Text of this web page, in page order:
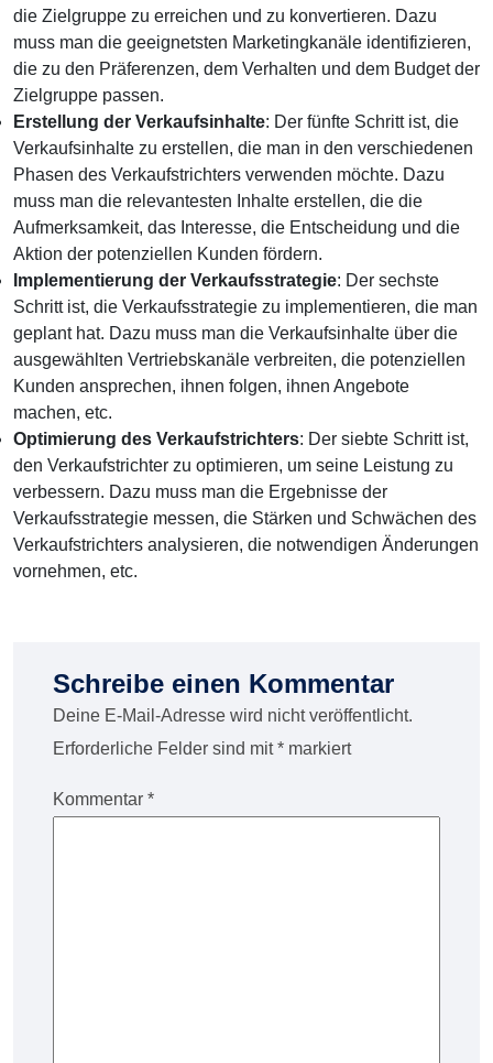
die Zielgruppe zu erreichen und zu konvertieren. Dazu
muss man die geeignetsten Marketingkanäle identifizieren,
die zu den Präferenzen, dem Verhalten und dem Budget der
Zielgruppe passen.
Erstellung der Verkaufsinhalte: Der fünfte Schritt ist, die
Verkaufsinhalte zu erstellen, die man in den verschiedenen
Phasen des Verkaufstrichters verwenden möchte. Dazu
muss man die relevantesten Inhalte erstellen, die die
Aufmerksamkeit, das Interesse, die Entscheidung und die
Aktion der potenziellen Kunden fördern.
Implementierung der Verkaufsstrategie: Der sechste
Schritt ist, die Verkaufsstrategie zu implementieren, die man
geplant hat. Dazu muss man die Verkaufsinhalte über die
ausgewählten Vertriebskanäle verbreiten, die potenziellen
Kunden ansprechen, ihnen folgen, ihnen Angebote
machen, etc.
Optimierung des Verkaufstrichters: Der siebte Schritt ist,
den Verkaufstrichter zu optimieren, um seine Leistung zu
verbessern. Dazu muss man die Ergebnisse der
Verkaufsstrategie messen, die Stärken und Schwächen des
Verkaufstrichters analysieren, die notwendigen Änderungen
vornehmen, etc.
Schreibe einen Kommentar
Deine E-Mail-Adresse wird nicht veröffentlicht.
Erforderliche Felder sind mit* markiert
Kommentar *